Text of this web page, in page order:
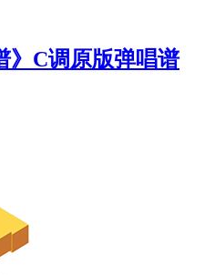
》C调原版弹唱谱